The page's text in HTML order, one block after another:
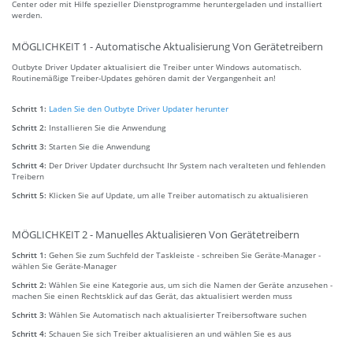
Center oder mit Hilfe spezieller Dienstprogramme heruntergeladen und installiert
werden.
MÖGLICHKEIT 1 - Automatische Aktualisierung Von Gerätetreibern
Outbyte Driver Updater aktualisiert die Treiber unter Windows automatisch.
Routinemäßige Treiber-Updates gehören damit der Vergangenheit an!
Schritt 1: Laden Sie den Outbyte Driver Updater herunter
Schritt 2: Installieren Sie die Anwendung
Schritt 3: Starten Sie die Anwendung
Schritt 4: Der Driver Updater durchsucht Ihr System nach veralteten und fehlenden
Treibern
Schritt 5: Klicken Sie auf Update, um alle Treiber automatisch zu aktualisieren
MÖGLICHKEIT 2 - Manuelles Aktualisieren Von Gerätetreibern
Schritt 1: Gehen Sie zum Suchfeld der Taskleiste - schreiben Sie Geräte-Manager -
wählen Sie Geräte-Manager
Schritt 2: Wählen Sie eine Kategorie aus, um sich die Namen der Geräte anzusehen -
machen Sie einen Rechtsklick auf das Gerät, das aktualisiert werden muss
Schritt 3: Wählen Sie Automatisch nach aktualisierter Treibersoftware suchen
Schritt 4: Schauen Sie sich Treiber aktualisieren an und wählen Sie es aus